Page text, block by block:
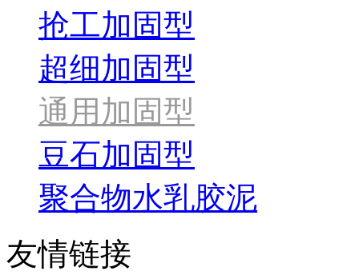
抢工加固型
超细加固型
通用加固型
豆石加固型
聚合物水乳胶泥
友情链接